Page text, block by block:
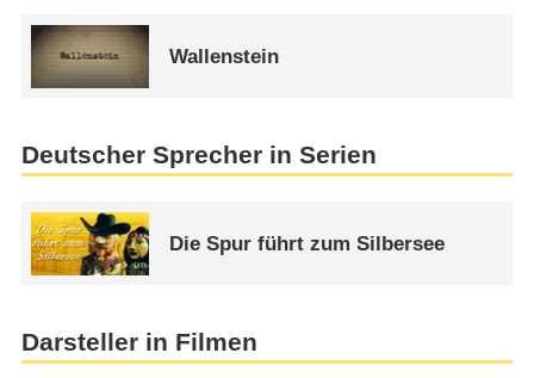
Wallenstein
Deutscher Sprecher in Serien
Die Spur führt zum Silbersee
Darsteller in Filmen